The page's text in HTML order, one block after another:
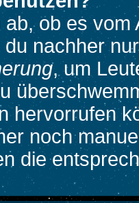
ob es
nachher
, um
hervorrufen
noch
die